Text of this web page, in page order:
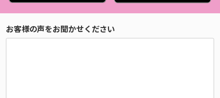
お客様の声をお聞かせください